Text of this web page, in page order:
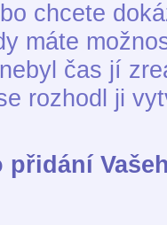
chcete
máte
čas jí
rozhodl ji
přidání